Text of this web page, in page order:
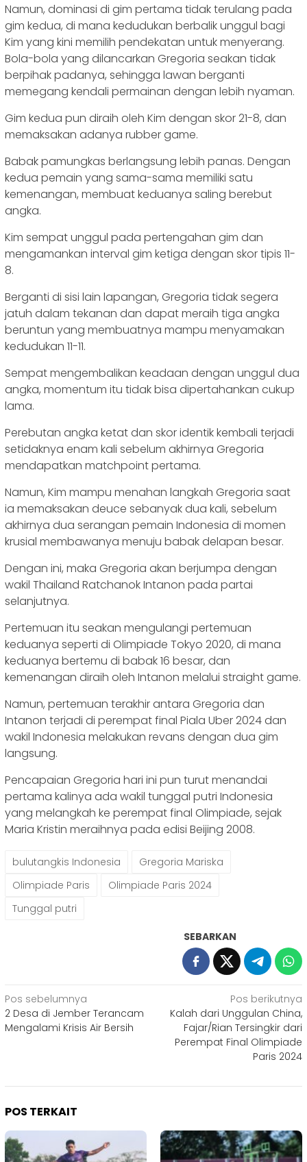
Namun, dominasi di gim pertama tidak terulang pada
gim kedua, di mana kedudukan berbalik unggul bagi
Kim yang kini memilih pendekatan untuk menyerang.
Bola-bola yang dilancarkan Gregoria seakan tidak
berpihak padanya, sehingga lawan berganti
memegang kendali permainan dengan lebih nyaman.
Gim kedua pun diraih oleh Kim dengan skor 21-8, dan
memaksakan adanya rubber game.
Babak pamungkas berlangsung lebih panas. Dengan
kedua pemain yang sama-sama memiliki satu
kemenangan, membuat keduanya saling berebut
angka.
Kim sempat unggul pada pertengahan gim dan
mengamankan interval gim ketiga dengan skor tipis 11-
8.
Berganti di sisi lain lapangan, Gregoria tidak segera
jatuh dalam tekanan dan dapat meraih tiga angka
beruntun yang membuatnya mampu menyamakan
kedudukan 11-11.
Sempat mengembalikan keadaan dengan unggul dua
angka, momentum itu tidak bisa dipertahankan cukup
lama.
Perebutan angka ketat dan skor identik kembali terjadi
setidaknya enam kali sebelum akhirnya Gregoria
mendapatkan matchpoint pertama.
Namun, Kim mampu menahan langkah Gregoria saat
ia memaksakan deuce sebanyak dua kali, sebelum
akhirnya dua serangan pemain Indonesia di momen
krusial membawanya menuju babak delapan besar.
Dengan ini, maka Gregoria akan berjumpa dengan
wakil Thailand Ratchanok Intanon pada partai
selanjutnya.
Pertemuan itu seakan mengulangi pertemuan
keduanya seperti di Olimpiade Tokyo 2020, di mana
keduanya bertemu di babak 16 besar, dan
kemenangan diraih oleh Intanon melalui straight game.
Namun, pertemuan terakhir antara Gregoria dan
Intanon terjadi di perempat final Piala Uber 2024 dan
wakil Indonesia melakukan revans dengan dua gim
langsung.
Pencapaian Gregoria hari ini pun turut menandai
pertama kalinya ada wakil tunggal putri Indonesia
yang melangkah ke perempat final Olimpiade, sejak
Maria Kristin meraihnya pada edisi Beijing 2008.
bulutangkis Indonesia
Gregoria Mariska
Olimpiade Paris
Olimpiade Paris 2024
Tunggal putri
SEBARKAN
Navigasi
pos
Pos sebelumnya
2 Desa di Jember Terancam
Mengalami Krisis Air Bersih
Pos berikutnya
Kalah dari Unggulan China,
Fajar/Rian Tersingkir dari
Perempat Final Olimpiade
Paris 2024
POS TERKAIT